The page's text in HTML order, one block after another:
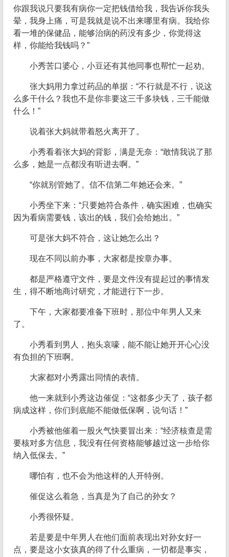
你跟我说只要我有病你一定把钱借给我，我告诉你我头
晕，我身上痛，可是我就是说不出来哪里有病。我给你
看一堆的保健品，能够治病的药没有多少，你觉得这
样，你能给我钱吗？”
小秀苦口婆心，小豆还有其他同事也帮忙一起劝。
张大妈用力拿过药品的单据：“不行就是不行，说这
么多干什么？我也不是你非要这三千多块钱，三千能做
什么！”
说着张大妈就带着怒火离开了。
小秀看着张大妈的背影，满是无奈：“敢情我说了那
么多，她是一点都没有听进去啊。”
“你就别管她了。信不信第二年她还会来。”
小秀坐下来：“只要她符合条件，确实困难，也确实
因为看病需要钱，该出的钱，我们会给她出。”
可是张大妈不符合，这让她怎么出？
现在不同以前办事，大家都是按章办事。
都是严格遵守文件，要是文件没有提起过的事情发
生，得不断地商讨研究，才能进行下一步。
下午，大家都要准备下班时，那位中年男人又来
了。
小秀看到男人，抱头哀嚎，能不能让她开开心心没
有负担的下班啊。
大家都对小秀露出同情的表情。
他一来就到小秀这边催促：“这都多少天了，孩子都
病成这样，你们到底能不能做低保啊，说句话！”
小秀被他催着一股火气快要冒出来：“经济核查是需
要核对多方信息，我没有任何资格能够越过这一步给你
纳入低保去。”
哪怕有，也不会为他这样的人开特例。
催促这么着急，当真是为了自己的孙女？
小秀很怀疑。
若是要是中年男人在他们面前表现出对孙女好一
点，要是这小女孩真的得了什么重病，一切都是事实，